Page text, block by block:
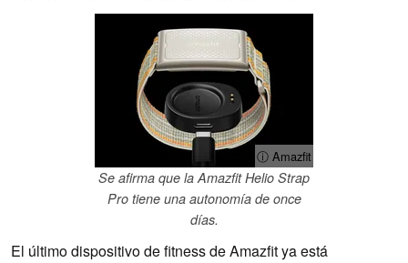
ⓘ Amazfit
Se afirma que la Amazfit Helio Strap
Pro tiene una autonomía de once
días.
El último dispositivo de fitness de Amazfit ya está